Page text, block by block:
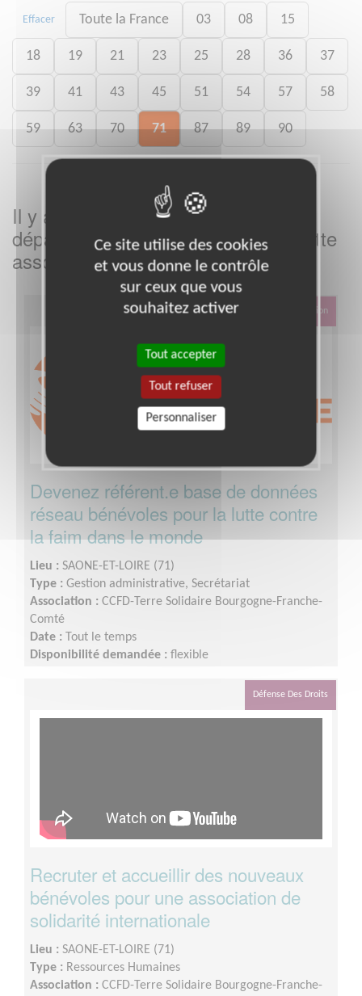
Effacer Toute la France 03 08 15
18 19 21 23 25 28 36 37
39 41 43 45 51 54 57 58
59 63 70 71 87 89 90
Il y a
missions bénévoles dans le
départementSaône-et-Loiredans cette
association
Éducation & Formation
Devenez référent.e base de données
réseau bénévoles pour la lutte contre
la faim dans le monde
Lieu : SAONE-ET-LOIRE (71)
Type : Gestion administrative, Secrétariat
Association : CCFD-Terre Solidaire Bourgogne-Franche-
Comté
Date : Tout le temps
Disponibilité demandée : flexible
Défense Des Droits
Recruter et accueillir des nouveaux
bénévoles pour une association de
solidarité internationale
Lieu : SAONE-ET-LOIRE (71)
Type : Ressources Humaines
Association : CCFD-Terre Solidaire Bourgogne-Franche-
Ce site utilise des cookies
et vous donne le contrôle
sur ceux que vous
souhaitez activer
Tout accepter
Tout refuser
Personnaliser